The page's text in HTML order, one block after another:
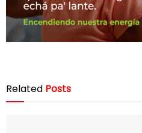
Related Posts